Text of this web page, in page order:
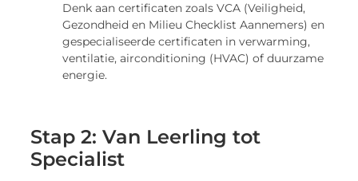
Denk aan certificaten zoals VCA (Veiligheid,
Gezondheid en Milieu Checklist Aannemers) en
gespecialiseerde certificaten in verwarming,
ventilatie, airconditioning (HVAC) of duurzame
energie.
Stap 2: Van Leerling tot
Specialist